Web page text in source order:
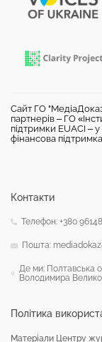
Сайт ГО
партнерів – ГО
підтримки EUACI –
фінансова
Політика
Матеріали Центру
Контакти
Телефон: +380
Пошта:
Де ми: Полтавська
Володимира